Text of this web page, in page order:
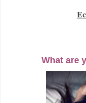
What are